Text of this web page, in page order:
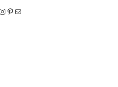
Instagram
Pinterest
メール